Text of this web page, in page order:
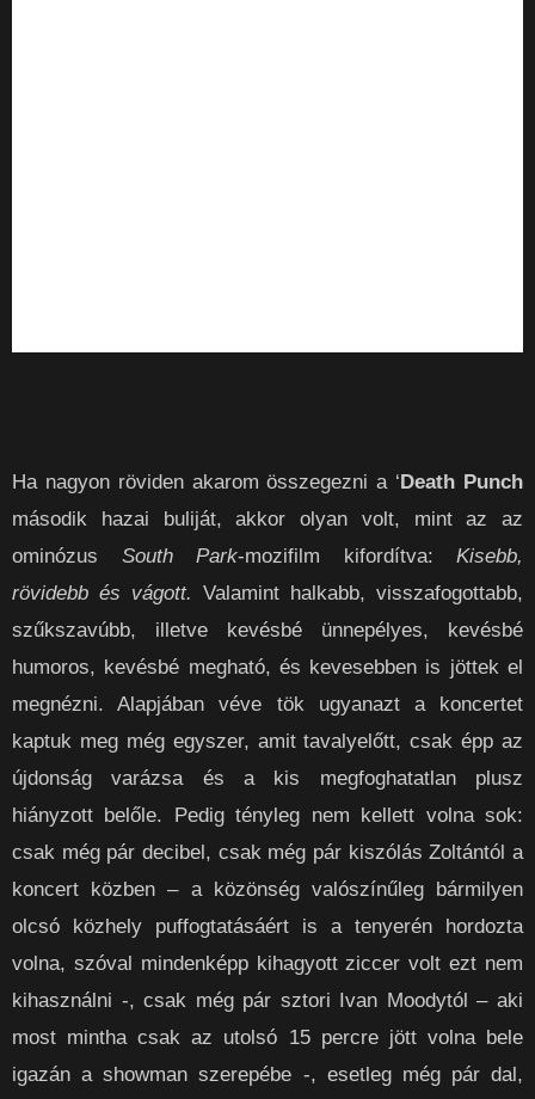
Ha nagyon röviden akarom összegezni a ‘Death Punch
második hazai buliját, akkor olyan volt, mint az az
ominózus South Park-mozifilm kifordítva: Kisebb,
rövidebb és vágott. Valamint halkabb, visszafogottabb,
szűkszavúbb, illetve kevésbé ünnepélyes, kevésbé
humoros, kevésbé megható, és kevesebben is jöttek el
megnézni. Alapjában véve tök ugyanazt a koncertet
kaptuk meg még egyszer, amit tavalyelőtt, csak épp az
újdonság varázsa és a kis megfoghatatlan plusz
hiányzott belőle. Pedig tényleg nem kellett volna sok:
csak még pár decibel, csak még pár kiszólás Zoltántól a
koncert közben – a közönség valószínűleg bármilyen
olcsó közhely puffogtatásáért is a tenyerén hordozta
volna, szóval mindenképp kihagyott ziccer volt ezt nem
kihasználni -, csak még pár sztori Ivan Moodytól – aki
most mintha csak az utolsó 15 percre jött volna bele
igazán a showman szerepébe -, esetleg még pár dal,